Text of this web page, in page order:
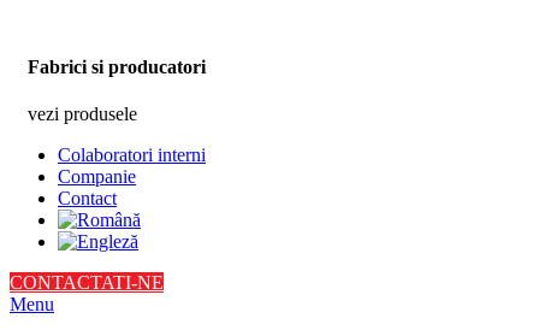
Fabrici si producatori
vezi produsele
Colaboratori interni
Companie
Contact
CONTACTATI-NE
Menu